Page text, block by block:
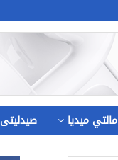
مالتي ميديا صيدليتى